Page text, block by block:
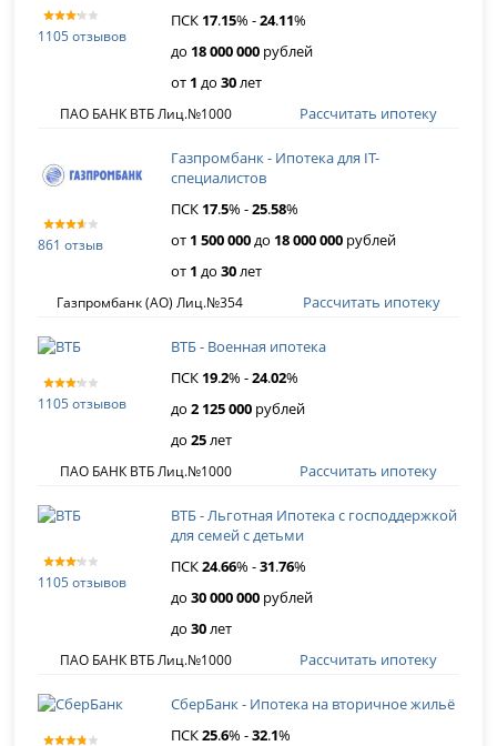
1105 отзывов
ПСК 17.15% -24.11%
до 18 000 000 рублей
от 1 до30лет
ПАО БАНК ВТБ Лиц.№1000 Рассчитать ипотеку
861 отзыв
Газпромбанк - Ипотека для IT-
специалистов
ПСК 17.5% -25.58%
от 1 500 000до 18 000 000 рублей
от 1 до30лет
Газпромбанк (АО) Лиц.№354 Рассчитать ипотеку
1105 отзывов
ВТБ - Военная ипотека
ПСК 19.2% -24.02%
до2 125 000 рублей
до25лет
ПАО БАНК ВТБ Лиц.№1000 Рассчитать ипотеку
1105 отзывов
ВТБ - Льготная Ипотека с господдержкой
для семей с детьми
ПСК24.66% -31.76%
до30 000 000 рублей
до30лет
ПАО БАНК ВТБ Лиц.№1000 Рассчитать ипотеку
СберБанк - Ипотека на вторичное жильё
ПСК25.6% -32.1%